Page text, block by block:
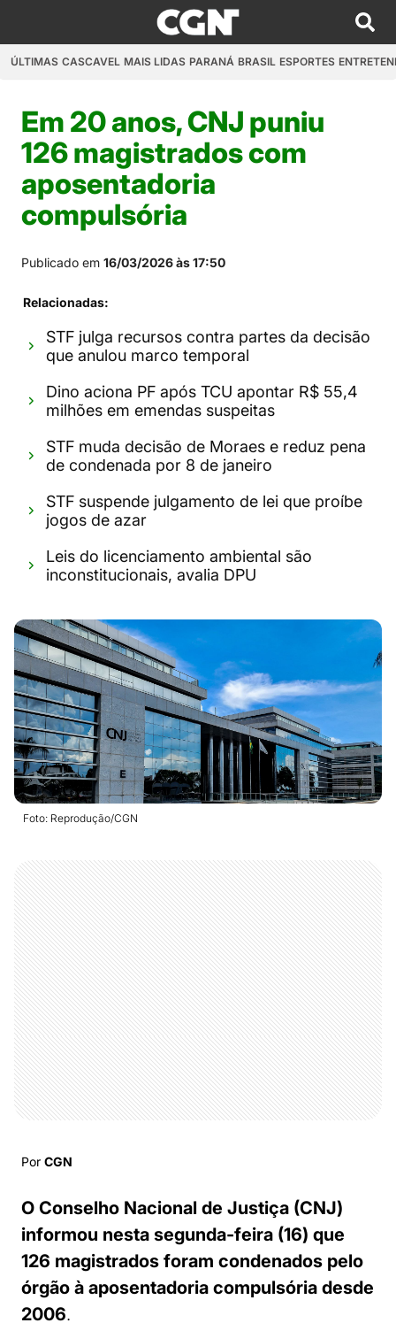
ÚLTIMAS CASCAVEL MAIS LIDAS PARANÁ BRASIL ESPORTES
Em 20 anos, CNJ puniu
126 magistrados com
aposentadoria
compulsória
Publicado em 16/03/2026 às 17:50
Relacionadas:
STF julga recursos contra partes da decisão
que anulou marco temporal
Dino aciona PF após TCU apontar R$ 55,4
milhões em emendas suspeitas
STF muda decisão de Moraes e reduz pena
de condenada por 8 de janeiro
STF suspende julgamento de lei que proíbe
jogos de azar
Leis do licenciamento ambiental são
inconstitucionais, avalia DPU
Foto: Reprodução/CGN
Por CGN
O Conselho Nacional de Justiça (CNJ)
informou nesta segunda-feira (16) que
126 magistrados foram condenados pelo
órgão à aposentadoria compulsória desde
2006.